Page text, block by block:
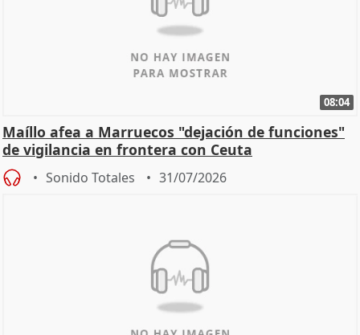
08:04
Maíllo afea a Marruecos "dejación de funciones"
de vigilancia en frontera con Ceuta
Sonido Totales 31/07/2026